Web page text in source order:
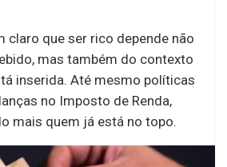
claro que ser rico depende não
mas também do contexto
inserida. Até mesmo políticas
no Imposto de Renda,
mais quem já está no topo.